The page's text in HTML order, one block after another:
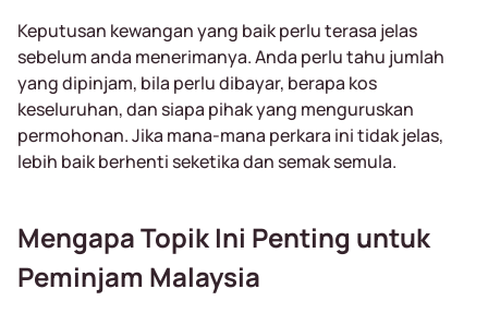
Keputusan kewangan yang baik perlu terasa jelas
sebelum anda menerimanya. Anda perlu tahu jumlah
yang dipinjam, bila perlu dibayar, berapa kos
keseluruhan, dan siapa pihak yang menguruskan
permohonan. Jika mana-mana perkara ini tidak jelas,
lebih baik berhenti seketika dan semak semula.
Mengapa Topik Ini Penting untuk
Peminjam Malaysia